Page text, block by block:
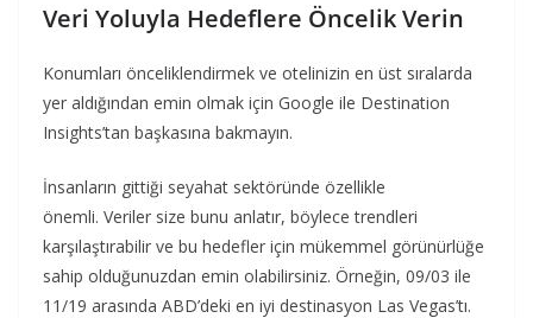
Veri Yoluyla Hedeflere Öncelik Verin
Konumları önceliklendirmek ve otelinizin en üst sıralarda
yer aldığından emin olmak için Google ile Destination
Insights’tan başkasına bakmayın.
İnsanların gittiği seyahat sektöründe özellikle
önemli. Veriler size bunu anlatır, böylece trendleri
karşılaştırabilir ve bu hedefler için mükemmel görünürlüğe
sahip olduğunuzdan emin olabilirsiniz. Örneğin, 09/03 ile
11/19 arasında ABD’deki en iyi destinasyon Las Vegas’tı.